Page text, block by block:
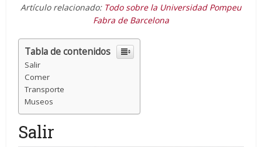
Artículo relacionado: Todo sobre la Universidad Pompeu
Fabra de Barcelona
Tabla de contenidos
Salir
Comer
Transporte
Museos
Salir